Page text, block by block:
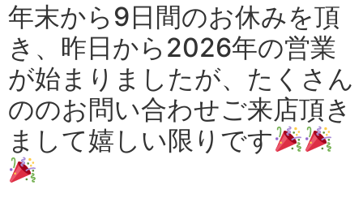
年末から9日間のお休みを頂
き、昨日から2026年の営業
が始まりましたが、たくさん
ののお問い合わせご来店頂き
まして嬉しい限りです